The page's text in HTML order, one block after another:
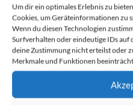
Um dir ein optimales Erlebnis zu
Cookies, um Geräteinformationen zu
Wenn du diesen Technologien
Surfverhalten oder eindeutige IDs auf
deine Zustimmung nicht erteilst oder
Merkmale und Funktionen